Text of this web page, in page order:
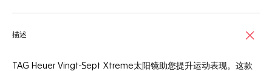
描述
TAG Heuer Vingt-Sept Xtreme太阳镜助您提升运动表现。这款